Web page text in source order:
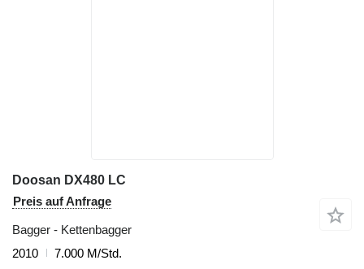
Doosan DX480 LC
Preis auf Anfrage
Bagger - Kettenbagger
2010
7.000 M/Std.